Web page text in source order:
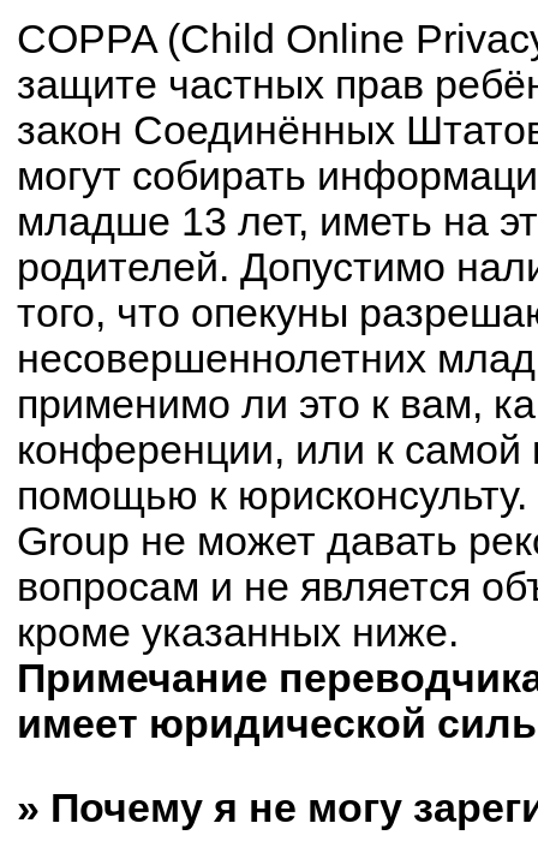
COPPA (Child Online
защите частных прав
закон Соединённых
могут собирать
младше 13 лет, иметь на
родителей. Допустимо
того, что опекуны
несовершеннолетних
применимо ли это к вам,
конференции, или к самой
помощью к
Group не может давать
вопросам и не является
кроме указанных ниже.
Примечание
имеет юридической
» Почему я не могу